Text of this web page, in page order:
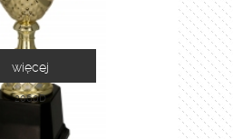
2060D
więcej